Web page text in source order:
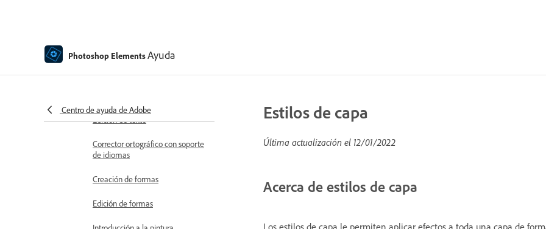
Photoshop ElementsAyuda
Centro de ayuda de Adobe
Moviendo fotos
Edición de texto
Corrector ortográfico con soporte
de idiomas
Creación de formas
Edición de formas
Estilos de capa
Última actualización el 12/01/2022
Acerca de estilos de capa
Los estilos de capa le permiten aplicar efectos a toda una capa de